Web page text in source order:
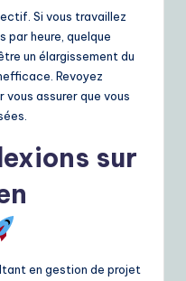
Si vous travaillez
par heure, quelque
un élargissement du
Revoyez
assurer que vous
sur
en gestion de projet